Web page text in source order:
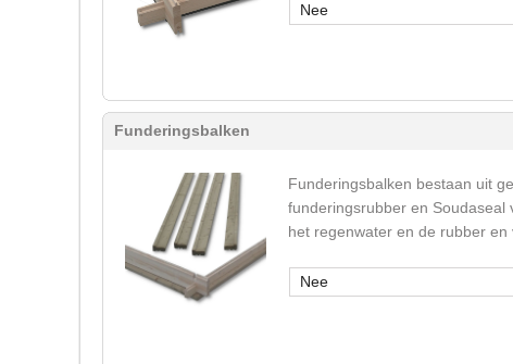
Nee
Funderingsbalken
Funderingsbalken bestaan uit
funderingsrubber en Soudaseal
het regenwater en de rubber
Nee